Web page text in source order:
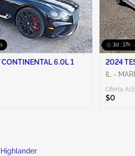
6.0L 1
3d : 17h
2024
IL -
Oferta
$0
Highlander